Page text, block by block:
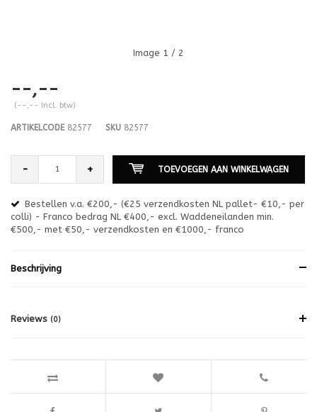
Image 1 / 2
--,--
(--,-- Incl. btw)
ARTIKELCODE82577 SKU 82577
- + TOEVOEGEN AAN WINKELWAGEN
Bestellen v.a. €200,- (€25 verzendkosten NL pallet- €10,- per
colli) - Franco bedrag NL €400,- excl. Waddeneilanden min.
€500,- met €50,- verzendkosten en €1000,- franco
Beschrijving
Reviews (0)